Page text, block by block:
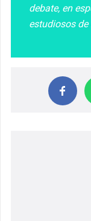
debate, en
estudiosos